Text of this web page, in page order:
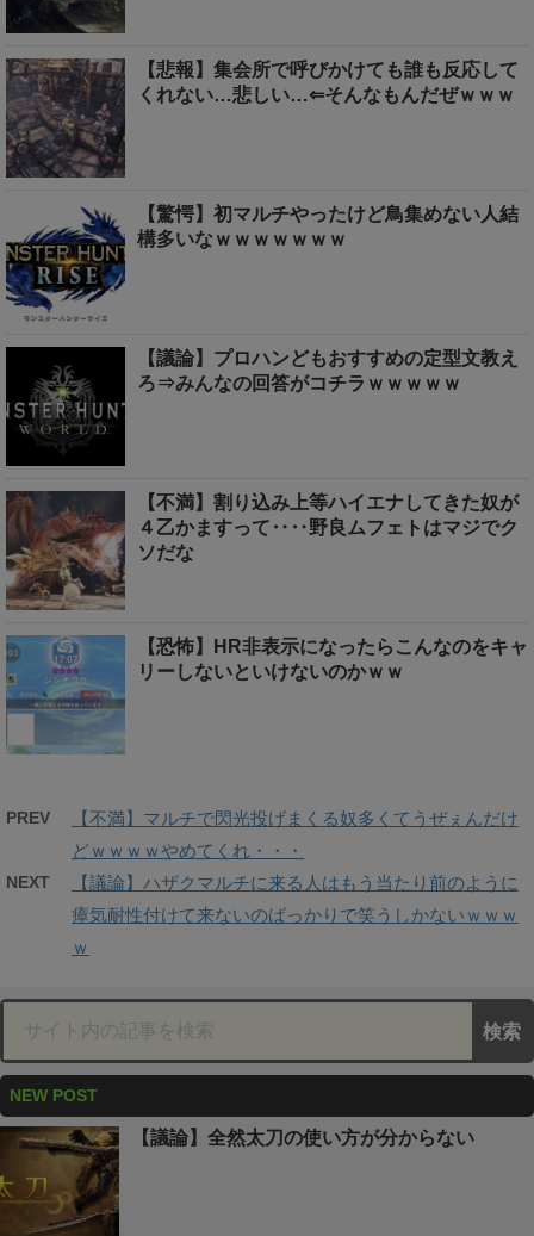
【悲報】集会所で呼びかけても誰も反応して
くれない…悲しい…⇐そんなもんだぜｗｗｗ
【驚愕】初マルチやったけど鳥集めない人結
構多いなｗｗｗｗｗｗｗ
【議論】プロハンどもおすすめの定型文教え
ろ⇒みんなの回答がコチラｗｗｗｗｗ
【不満】割り込み上等ハイエナしてきた奴が
４乙かますって‥‥野良ムフェトはマジでク
ソだな
【恐怖】HR非表示になったらこんなのをキャ
リーしないといけないのかｗｗ
PREV
【不満】マルチで閃光投げまくる奴多くてうぜぇんだけ
どｗｗｗｗやめてくれ・・・
NEXT
【議論】ハザクマルチに来る人はもう当たり前のように
瘴気耐性付けて来ないのばっかりで笑うしかないｗｗｗ
ｗ
NEW POST
【議論】全然太刀の使い方が分からない